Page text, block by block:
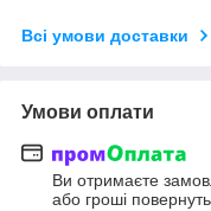
Всі умови доставки
Умови оплати
Ви отримаєте
або гроші